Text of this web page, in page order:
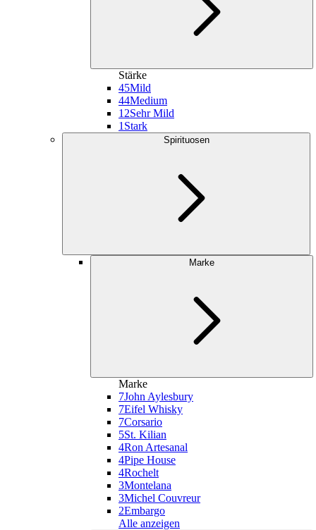
Stärke
45Mild
44Medium
12Sehr Mild
1 Stark
Spirituosen
Marke
Marke
7John Aylesbury
7Eifel Whisky
7Corsario
5St. Kilian
4Ron Artesanal
4Pipe House
4Rochelt
3Montelana
3Michel Couvreur
2Embargo
Alle anzeigen